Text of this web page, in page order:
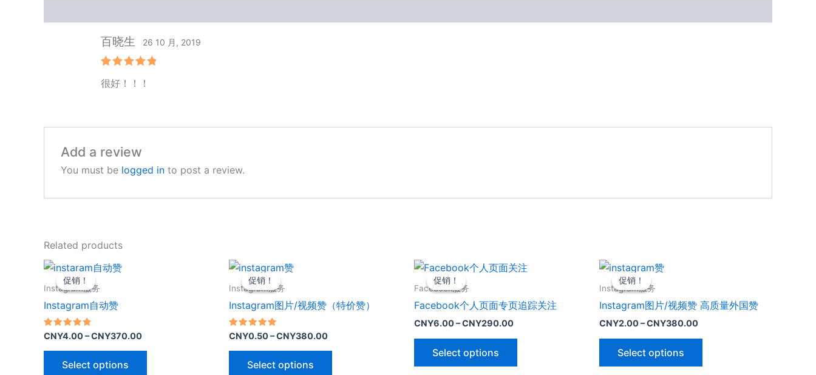
out of 5
百晓生 26 10 月, 2019
很好！！！
Add a review
You must be logged into post a review.
Related products
促销！
促销！
Instagram服务
Instagram自动赞
Rated
out of 5
CNY4.00–CNY370.00
Select options
促销！
促销！
Instagram服务
Instagram图片/视频赞（特价赞）
Rated
out of 5
CNY0.50–CNY380.00
Select options
促销！
促销！
Facebook服务
Facebook个人页面专页追踪关注
CNY6.00–CNY290.00
Select options
促销！
促销！
Instagram服务
Instagram图片/视频赞 高质量外国赞
CNY2.00–CNY380.00
Select options